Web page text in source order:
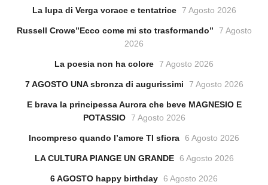
La lupa di Verga vorace e tentatrice 7 Agosto 2026
Russell Crowe”Ecco come mi sto trasformando”
7 Agosto
2026
La poesia non ha colore 7 Agosto 2026
7 AGOSTO UNA sbronza di augurissimi 7 Agosto 2026
E brava la principessa Aurora che beve MAGNESIO E
POTASSIO 7 Agosto 2026
Incompreso quando l’amore TI sfiora 6 Agosto 2026
LA CULTURA PIANGE UN GRANDE 6 Agosto 2026
6 AGOSTO happy birthday 6 Agosto 2026